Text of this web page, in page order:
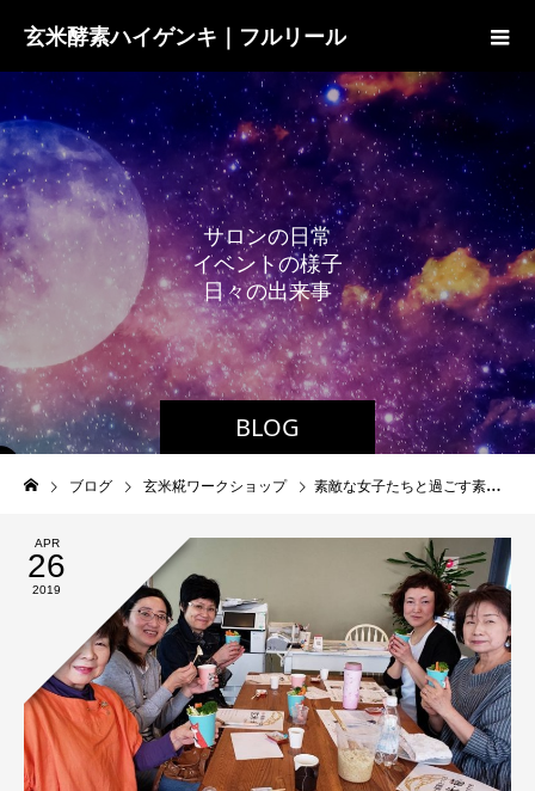
玄米酵素ハイゲンキ｜フルリール
BLOG
サロンの日常
イベン トの様子
日々の出来事
ブログ 玄米糀ワークショップ 素敵な女子たちと過ごす素敵な時間
APR
26
2019